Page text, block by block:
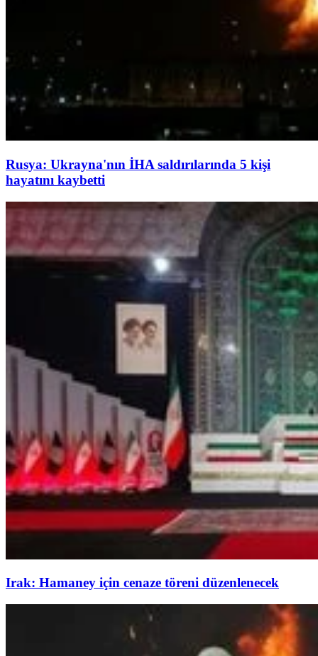
Rusya: Ukrayna'nın İHA saldırılarında 5 kişi
hayatını kaybetti
Irak: Hamaney için cenaze töreni düzenlenecek